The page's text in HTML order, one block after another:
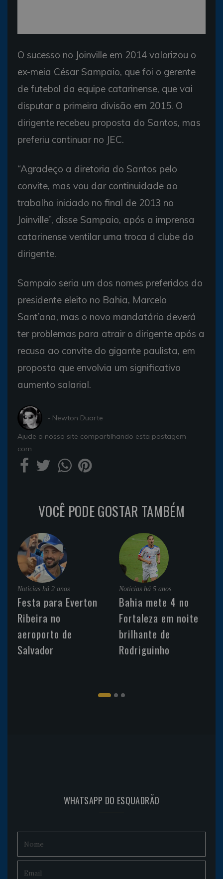
O sucesso no Joinville em 2014 valorizou o
ex-meia César Sampaio, que foi o gerente
de futebol da equipe catarinense, que vai
disputar a primeira divisão em 2015. O
dirigente recebeu proposta do Santos, mas
preferiu continuar no JEC.
“Agradeço a diretoria do Santos pelo
convite, mas vou dar continuidade ao
trabalho iniciado no final de 2013 no
Joinville”, disse Sampaio, após a imprensa
catarinense ventilar uma troca d clube do
dirigente.
Sampaio seria um dos nomes preferidos do
presidente eleito no Bahia, Marcelo
Sant’ana, mas o novo mandatário deverá
ter problemas para atrair o dirigente após a
recusa ao convite do gigante paulista, em
proposta que envolvia um significativo
aumento salarial.
- Newton Duarte
Ajude o nosso site compartilhando esta postagem
com
VOCÊ PODE GOSTAR TAMBÉM
Noticias há 2 anos
Festa para Everton
Ribeira no
aeroporto de
Salvador
Noticias há 5 anos
Bahia mete 4 no
Fortaleza em noite
brilhante de
Rodriguinho
WHATSAPP DO ESQUADRÃO